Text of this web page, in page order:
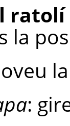
ratolí
la
: